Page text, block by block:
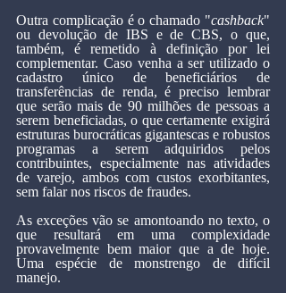
Outra complicação é o chamado "cashback"
ou devolução de IBS e de CBS, o que,
também, é remetido à definição por lei
complementar. Caso venha a ser utilizado o
cadastro único de beneficiários de
transferências de renda, é preciso lembrar
que serão mais de 90 milhões de pessoas a
serem beneficiadas, o que certamente exigirá
estruturas burocráticas gigantescas e robustos
programas a serem adquiridos pelos
contribuintes, especialmente nas atividades
de varejo, ambos com custos exorbitantes,
sem falar nos riscos de fraudes.
As exceções vão se amontoando no texto, o
que resultará em uma complexidade
provavelmente bem maior que a de hoje.
Uma espécie de monstrengo de difícil
manejo.